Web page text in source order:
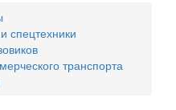
спецтехники
транспорта